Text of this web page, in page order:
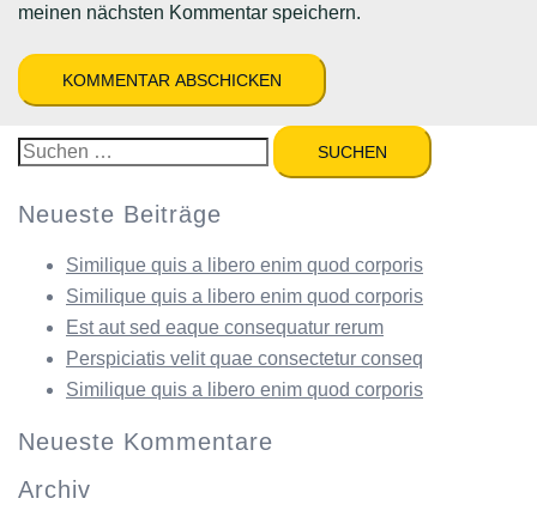
meinen nächsten Kommentar speichern.
Suchen
Neueste Beiträge
Similique quis a libero enim quod corporis
Similique quis a libero enim quod corporis
Est aut sed eaque consequatur rerum
Perspiciatis velit quae consectetur conseq
Similique quis a libero enim quod corporis
Neueste Kommentare
Archiv